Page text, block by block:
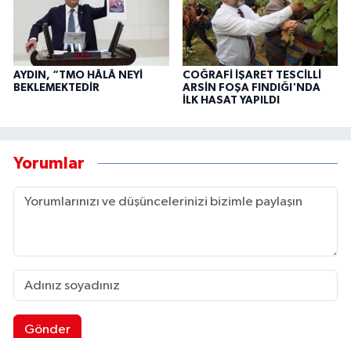
AYDIN, “TMO HÂLÂ NEYİ
BEKLEMEKTEDİR
COĞRAFİ İŞARET TESCİLLİ
ARSİN FOŞA FINDIĞI'NDA
İLK HASAT YAPILDI
Yorumlar
Gönder